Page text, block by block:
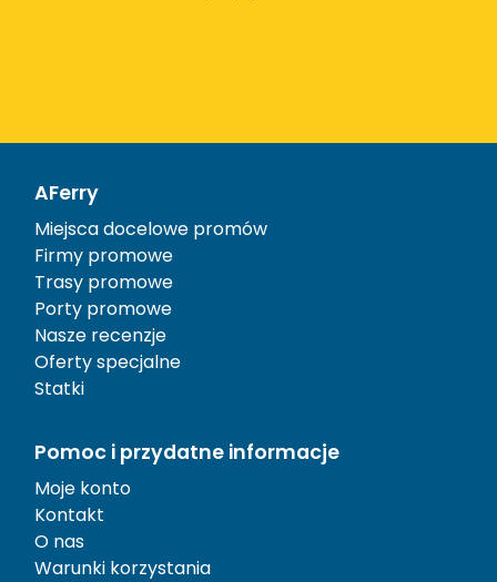
AFerry
Miejsca docelowe promów
Firmy promowe
Trasy promowe
Porty promowe
Nasze recenzje
Oferty specjalne
Statki
Pomoc i przydatne informacje
Moje konto
Kontakt
O nas
Warunki korzystania